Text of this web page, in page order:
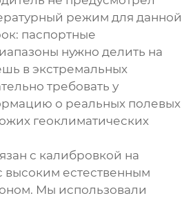
режим для данной
паспортные
нужно делить на
в экстремальных
требовать у
о реальных полевых
геоклиматических
с калибровкой на
естественным
Мы использовали